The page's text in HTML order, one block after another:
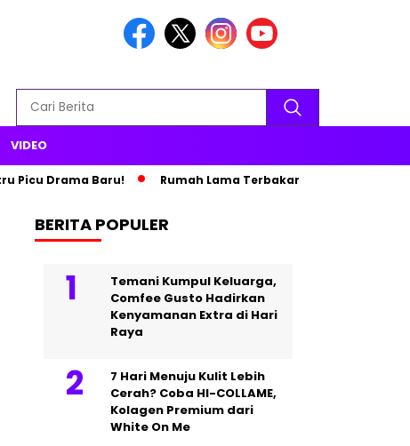
VIDEO
Drama Baru! Rumah Lama Terbakar, Paris Hilton Pindah
BERITA POPULER
Temani Kumpul Keluarga,
Comfee Gusto Hadirkan
Kenyamanan Extra di Hari
Raya
7 Hari Menuju Kulit Lebih
Cerah? Coba HI-COLLAME,
Kolagen Premium dari
White On Me